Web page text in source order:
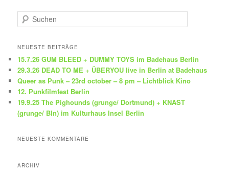
u
h
n
NEUESTE BEITRÄGE
15.7.26 GUM BLEED + DUMMY TOYS im Badehaus Berlin
29.3.26 DEAD TO ME + ÜBERYOU live in Berlin at Badehaus
Queer as Punk – 23rd october – 8 pm – Lichtblick Kino
12. Punkfilmfest Berlin
19.9.25 The Pighounds (grunge/ Dortmund) + KNAST
(grunge/ Bln) im Kulturhaus Insel Berlin
NEUESTE KOMMENTARE
ARCHIV